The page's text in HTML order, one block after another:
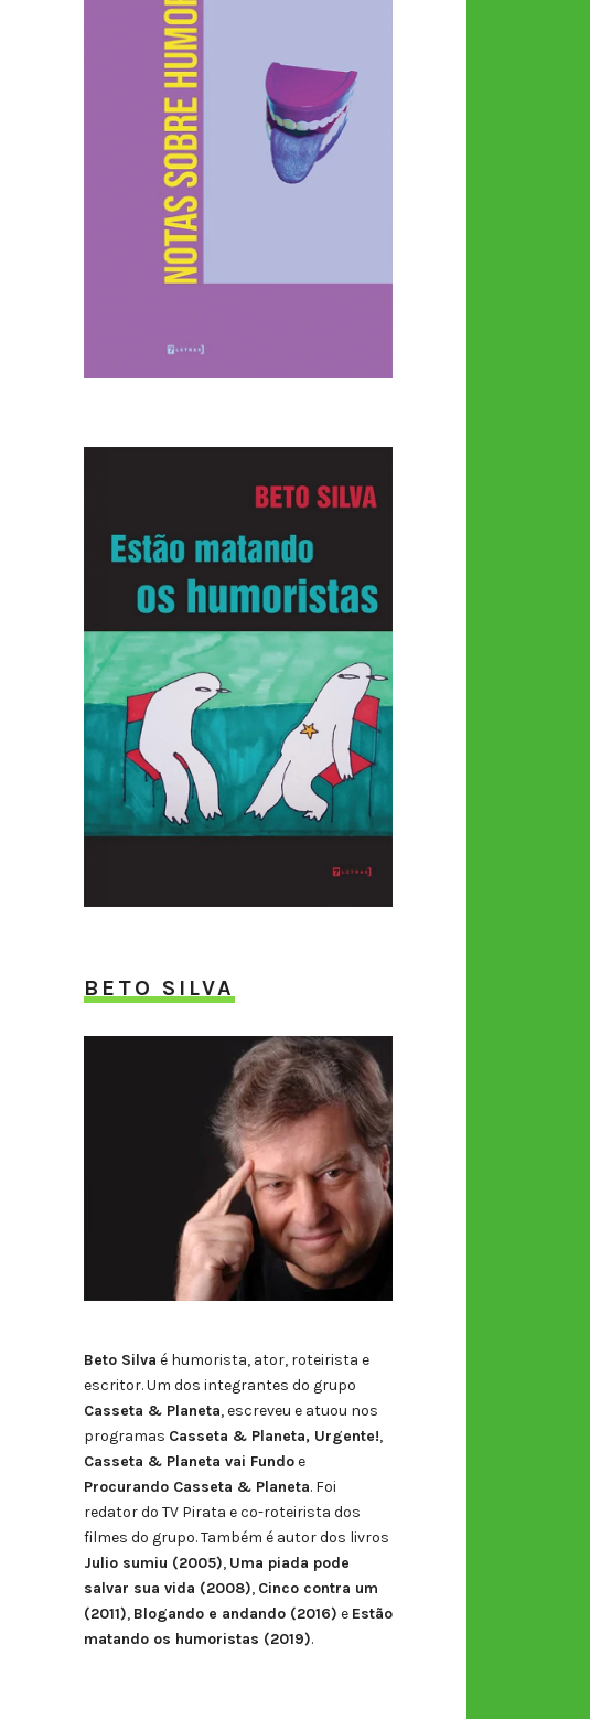
BETO SILVA
Beto Silva é humorista, ator, roteirista e
escritor. Um dos integrantes do grupo
Casseta & Planeta, escreveu e atuou nos
programas Casseta & Planeta, Urgente!,
Casseta & Planeta vai Fundoe
Procurando Casseta & Planeta. Foi
redator do TV Pirata e co-roteirista dos
filmes do grupo. Também é autor dos livros
Julio sumiu (2005), Uma piada pode
salvar sua vida (2008), Cinco contra um
(2011), Blogando e andando (2016) e Estão
matando os humoristas (2019).